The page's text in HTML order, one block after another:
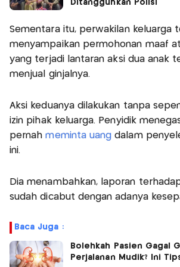
Ditangguhkan Polisi
Sementara itu, perwakilan keluarga
menyampaikan permohonan maaf
yang terjadi lantaran aksi dua anak
menjual ginjalnya.
Aksi keduanya dilakukan tanpa
izin pihak keluarga. Penyidik
pernahmeminta uangdalam
ini.
Dia menambahkan, laporan
sudah dicabut dengan adanya
Baca Juga :
Bolehkah Pasien Gagal
Perjalanan Mudik? Ini